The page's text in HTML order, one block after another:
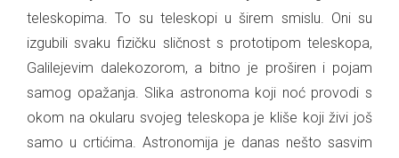
teleskopima. To su teleskopi u širem smislu. Oni su
izgubili svaku fizičku sličnost s prototipom teleskopa,
Galilejevim dalekozorom, a bitno je proširen i pojam
samog opažanja. Slika astronoma koji noć provodi s
okom na okularu svojeg teleskopa je kliše koji živi još
samo u crtićima. Astronomija je danas nešto sasvim